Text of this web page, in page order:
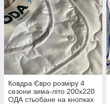
Ковдра Євро розміру 4
сезони зима-літо 200х220
ОДА стьобане на кнопках